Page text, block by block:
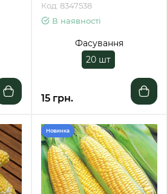
Код: 8347538
В наявності
Фасування
20 шт
15 грн.
Новинка